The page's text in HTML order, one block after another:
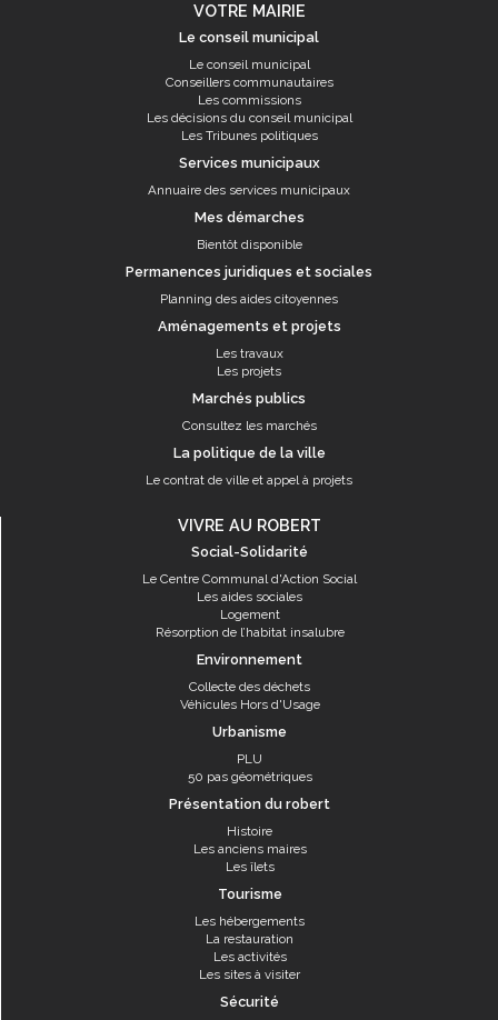
VOTRE MAIRIE
Le conseil municipal
Le conseil municipal
Conseillers communautaires
Les commissions
Les décisions du conseil municipal
Les Tribunes politiques
Services municipaux
Annuaire des services municipaux
Mes démarches
Bientôt disponible
Permanences juridiques et sociales
Planning des aides citoyennes
Aménagements et projets
Les travaux
Les projets
Marchés publics
Consultez les marchés
La politique de la ville
Le contrat de ville et appel à projets
VIVRE AU ROBERT
Social-Solidarité
Le Centre Communal d'Action Social
Les aides sociales
Logement
Résorption de l’habitat insalubre
Environnement
Collecte des déchets
Véhicules Hors d'Usage
Urbanisme
PLU
50 pas géométriques
Présentation du robert
Histoire
Les anciens maires
Les îlets
Tourisme
Les hébergements
La restauration
Les activités
Les sites à visiter
Sécurité